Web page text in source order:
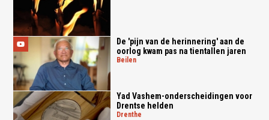
De 'pijn van de herinnering' aan de
oorlog kwam pas na tientallen jaren
beilen
Yad Vashem-onderscheidingen voor
Drentse helden
drenthe